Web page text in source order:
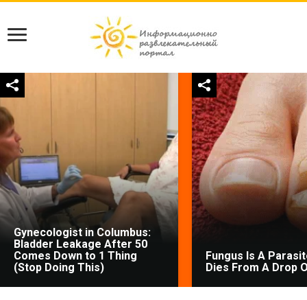
Gynecologist in Columbus:
Bladder Leakage After 50
Comes Down to 1 Thing
(Stop Doing This)
Fungus Is A
Dies From A Drop